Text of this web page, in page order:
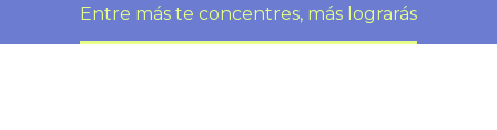
Entre más te concentres, más lograrás